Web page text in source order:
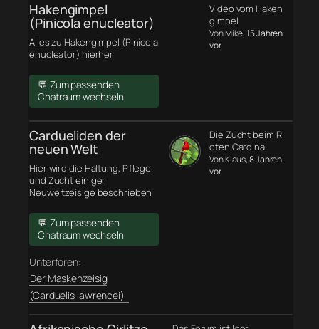
Hakengimpel
(Pinicola enucleator)
Alles zu Hakengimpel (Pinicola
enucleator) hierher
💬 Zum passenden
Chatraum wechseln
Video vom Haken
gimpel
Von Mike, 15 Jahren
vor
Cardueliden der
neuen Welt
Hier wird die Haltung, Pflege
und Zucht einiger
Neuweltzeisige beschrieben
💬 Zum passenden
Chatraum wechseln
Unterforen:
Der Maskenzeisig
(Carduelis lawrencei)
Die Zucht beim R
oten Cardinal
Von Klaus, 8 Jahren
vor